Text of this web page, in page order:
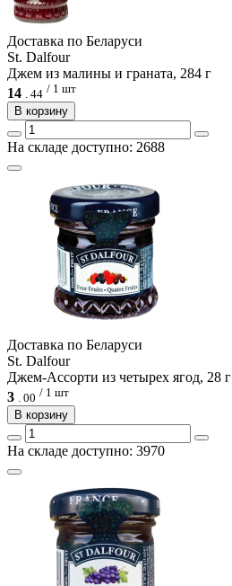
Доcтавка по Беларуси
St. Dalfour
Джем из малины и граната, 284 г
14 . 44 / 1 шт
В корзину
На складе доступно: 2688
Доcтавка по Беларуси
St. Dalfour
Джем-Ассорти из четырех ягод, 28 г
3 . 00 / 1 шт
В корзину
На складе доступно: 3970